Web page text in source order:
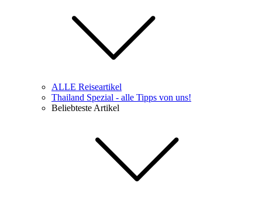
ALLE Reiseartikel
Thailand Spezial - alle Tipps von uns!
Beliebteste Artikel